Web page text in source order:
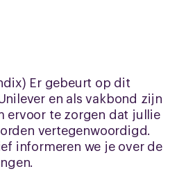
Er gebeurt op dit
en als vakbond zijn
ervoor te zorgen dat jullie
vertegenwoordigd.
informeren we je over de